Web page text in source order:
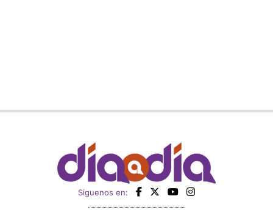
Siguenos en: